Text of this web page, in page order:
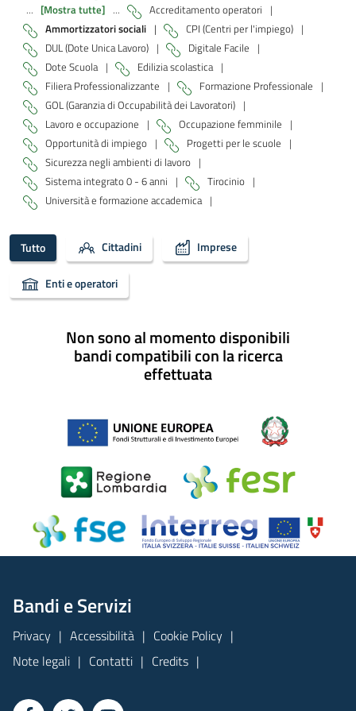
... [Mostra tutte] ... Accreditamento operatori |
Ammortizzatori sociali | CPI (Centri per l'impiego) |
DUL (Dote Unica Lavoro) | Digitale Facile |
Dote Scuola | Edilizia scolastica |
Filiera Professionalizzante | Formazione Professionale |
GOL (Garanzia di Occupabilità dei Lavoratori) |
Lavoro e occupazione | Occupazione femminile |
Opportunità di impiego | Progetti per le scuole |
Sicurezza negli ambienti di lavoro |
Sistema integrato 0 - 6 anni | Tirocinio |
Università e formazione accademica |
Tutto Cittadini Imprese
Enti e operatori
Non sono al momento disponibili
bandi compatibili con la ricerca
effettuata
Bandi e Servizi
Privacy Accessibilità
Cookie Policy
Note legali
Contatti Credits